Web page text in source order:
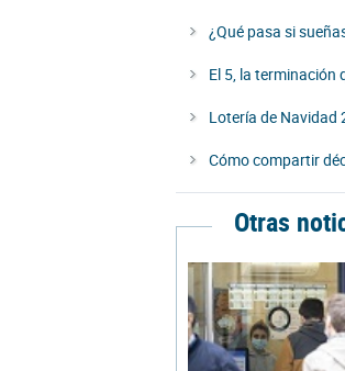
¿Qué pasa si
El 5, la terminación
Lotería de Navidad
Cómo compartir
Otras